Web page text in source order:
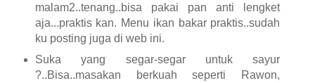
malam2..tenang..bisa pakai pan anti lengket
aja...praktis kan. Menu ikan bakar praktis..sudah
ku posting juga di web ini.
Suka yang segar-segar untuk sayur
?..Bisa..masakan berkuah seperti Rawon,